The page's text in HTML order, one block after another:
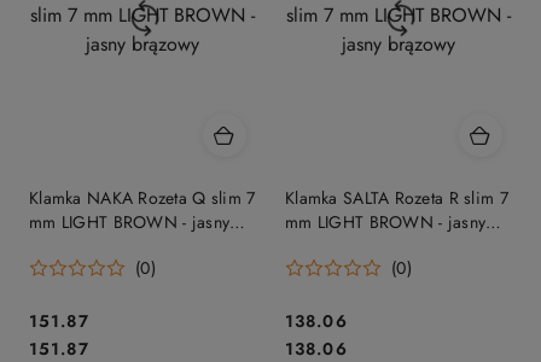
Klamka NAKA Rozeta Q slim 7
mm LIGHT BROWN - jasny
(0)
Cena:
151.87
Cena:
151.87
Klamka SALTA Rozeta R slim 7
mm LIGHT BROWN - jasny
(0)
Cena:
138.06
Cena:
138.06